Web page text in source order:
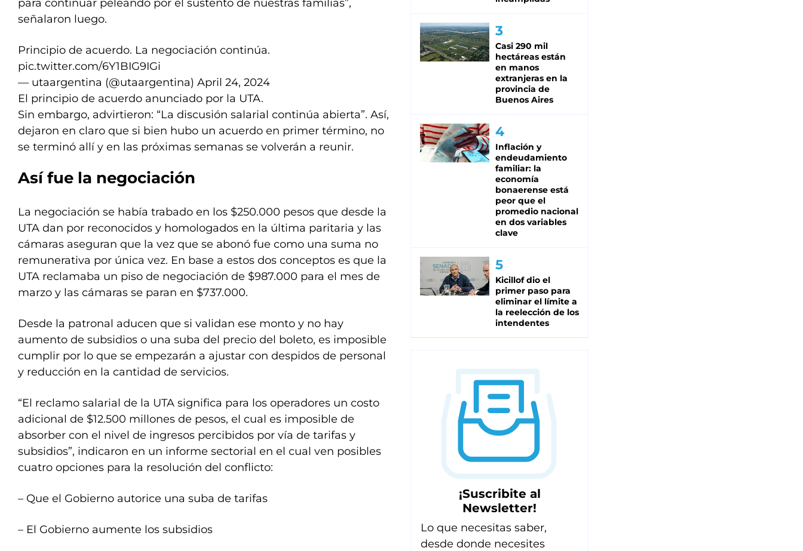
para continuar peleando por el sustento de nuestras familias”,
señalaron luego.
Principio de acuerdo. La negociación continúa.
pic.twitter.com/6Y1BIG9IGi
— utaargentina (@utaargentina) April 24, 2024
El principio de acuerdo anunciado por la UTA.
Sin embargo, advirtieron: “La discusión salarial continúa abierta”. Así,
dejaron en claro que si bien hubo un acuerdo en primer término, no
se terminó allí y en las próximas semanas se volverán a reunir.
Así fue la negociación
La negociación se había trabado en los $250.000 pesos que desde la
UTA dan por reconocidos y homologados en la última paritaria y las
cámaras aseguran que la vez que se abonó fue como una suma no
remunerativa por única vez. En base a estos dos conceptos es que la
UTA reclamaba un piso de negociación de $987.000 para el mes de
marzo y las cámaras se paran en $737.000.
Desde la patronal aducen que si validan ese monto y no hay
aumento de subsidios o una suba del precio del boleto, es imposible
cumplir por lo que se empezarán a ajustar con despidos de personal
y reducción en la cantidad de servicios.
“El reclamo salarial de la UTA significa para los operadores un costo
adicional de $12.500 millones de pesos, el cual es imposible de
absorber con el nivel de ingresos percibidos por vía de tarifas y
subsidios”, indicaron en un informe sectorial en el cual ven posibles
cuatro opciones para la resolución del conflicto:
– Que el Gobierno autorice una suba de tarifas
– El Gobierno aumente los subsidios
Casi 290 mil
hectáreas están
en manos
extranjeras en la
provincia de
Buenos Aires
Inflación y
endeudamiento
familiar: la
economía
bonaerense está
peor que el
promedio nacional
en dos variables
clave
Kicillof dio el
primer paso para
eliminar el límite a
la reelección de los
intendentes
¡Suscribite al
Newsletter!
Lo que necesitas saber,
desde donde necesites